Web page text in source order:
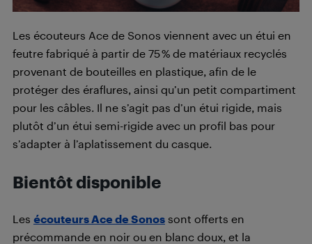
Les écouteurs Ace de Sonos viennent avec un étui en
feutre fabriqué à partir de 75 % de matériaux recyclés
provenant de bouteilles en plastique, afin de le
protéger des éraflures, ainsi qu’un petit compartiment
pour les câbles. Il ne s’agit pas d’un étui rigide, mais
plutôt d’un étui semi-rigide avec un profil bas pour
s’adapter à l’aplatissement du casque.
Bientôt disponible
Les écouteurs Ace de Sonos sont offerts en
précommande en noir ou en blanc doux, et la